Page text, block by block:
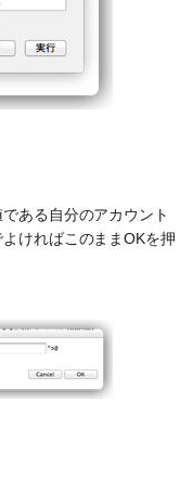
ある自分のアカウント
ければこのままOKを押